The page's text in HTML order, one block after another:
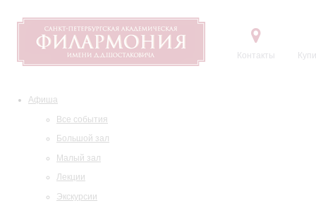
Контакты
Афиша
Все события
Большой зал
Малый зал
Лекции
Экскурсии